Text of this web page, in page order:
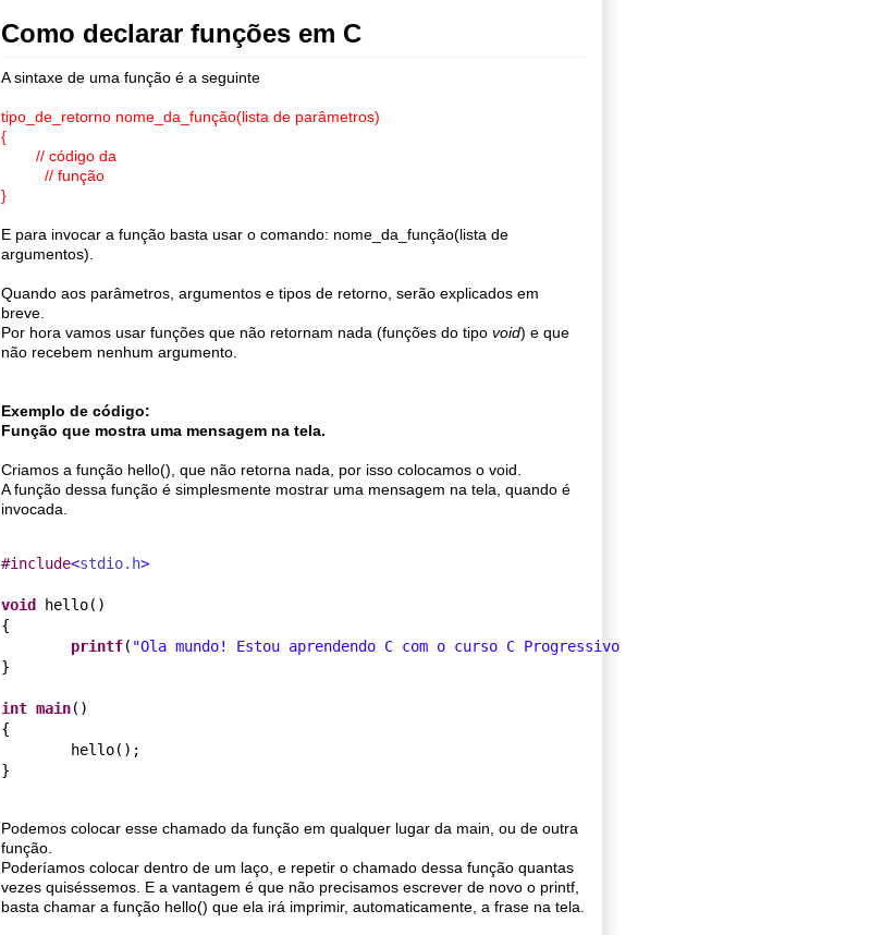
Como declarar funções em C
A sintaxe de uma função é a seguinte
tipo_de_retorno nome_da_função(lista de parâmetros)
{
// código da
// função
}
E para invocar a função basta usar o comando: nome_da_função(lista de
argumentos).
Quando aos parâmetros, argumentos e tipos de retorno, serão explicados em
breve.
Por hora vamos usar funções que não retornam nada (funções do tipo void) e que
não recebem nenhum argumento.
Exemplo de código:
Função que mostra uma mensagem na tela.
Criamos a função hello(), que não retorna nada, por isso colocamos o void.
A função dessa função é simplesmente mostrar uma mensagem na tela, quando é
invocada.
#include<stdio.h>
void
hello()
{
printf( "Ola mundo! Estou aprendendo C com o curso C Progressivo
}
int main()
{
        hello();
Podemos colocar esse chamado da função em qualquer lugar da main, ou de outra
função.
Poderíamos colocar dentro de um laço, e repetir o chamado dessa função quantas
vezes quiséssemos. E a vantagem é que não precisamos escrever de novo o printf,
basta chamar a função hello() que ela irá imprimir, automaticamente, a frase na tela.